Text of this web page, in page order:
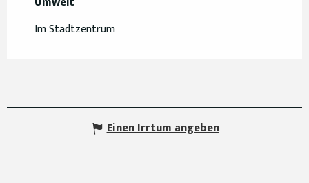
Im Stadtzentrum
Einen Irrtum angeben